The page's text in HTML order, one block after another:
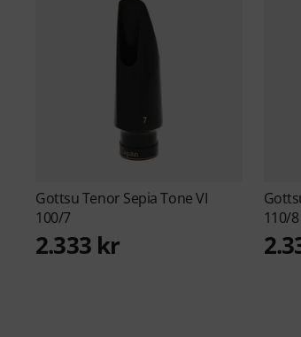
GottsuTenor Sepia Tone VI
100/7
2.333 kr
110/8